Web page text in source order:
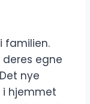
familien.
deres egne
nye
hjemmet